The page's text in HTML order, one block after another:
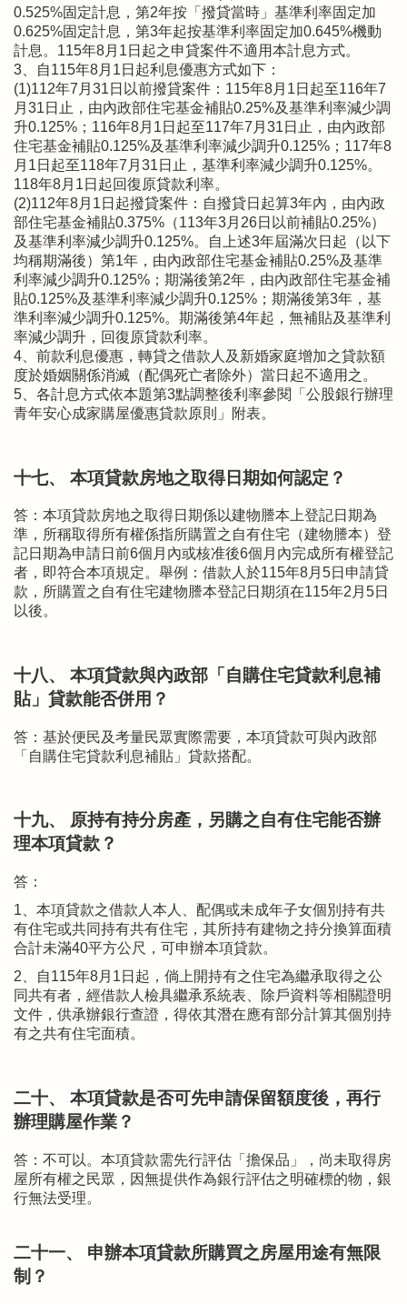
0.525%固定計息，第2年按「撥貸當時」基準利率固定加
0.625%固定計息，第3年起按基準利率固定加0.645%機動
計息。115年8月1日起之申貸案件不適用本計息方式。
3、自115年8月1日起利息優惠方式如下：
(1)112年7月31日以前撥貸案件：115年8月1日起至116年7
月31日止，由內政部住宅基金補貼0.25%及基準利率減少調
升0.125%；116年8月1日起至117年7月31日止，由內政部
住宅基金補貼0.125%及基準利率減少調升0.125%；117年8
月1日起至118年7月31日止，基準利率減少調升0.125%。
118年8月1日起回復原貸款利率。
(2)112年8月1日起撥貸案件：自撥貸日起算3年內，由內政
部住宅基金補貼0.375%（113年3月26日以前補貼0.25%）
及基準利率減少調升0.125%。自上述3年屆滿次日起（以下
均稱期滿後）第1年，由內政部住宅基金補貼0.25%及基準
利率減少調升0.125%；期滿後第2年，由內政部住宅基金補
貼0.125%及基準利率減少調升0.125%；期滿後第3年，基
準利率減少調升0.125%。期滿後第4年起，無補貼及基準利
率減少調升，回復原貸款利率。
4、前款利息優惠，轉貸之借款人及新婚家庭增加之貸款額
度於婚姻關係消滅（配偶死亡者除外）當日起不適用之。
5、各計息方式依本題第3點調整後利率參閱「公股銀行辦理
青年安心成家購屋優惠貸款原則」附表。
十七、 本項貸款房地之取得日期如何認定？
答：本項貸款房地之取得日期係以建物謄本上登記日期為
準，所稱取得所有權係指所購置之自有住宅（建物謄本）登
記日期為申請日前6個月內或核准後6個月內完成所有權登記
者，即符合本項規定。舉例：借款人於115年8月5日申請貸
款，所購置之自有住宅建物謄本登記日期須在115年2月5日
以後。
十八、 本項貸款與內政部「自購住宅貸款利息補
貼」貸款能否併用？
答：基於便民及考量民眾實際需要，本項貸款可與內政部
「自購住宅貸款利息補貼」貸款搭配。
十九、 原持有持分房產，另購之自有住宅能否辦
理本項貸款？
答：
1、本項貸款之借款人本人、配偶或未成年子女個別持有共
有住宅或共同持有共有住宅，其所持有建物之持分換算面積
合計未滿40平方公尺，可申辦本項貸款。
2、自115年8月1日起，倘上開持有之住宅為繼承取得之公
同共有者，經借款人檢具繼承系統表、除戶資料等相關證明
文件，供承辦銀行查證，得依其潛在應有部分計算其個別持
有之共有住宅面積。
二十、 本項貸款是否可先申請保留額度後，再行
辦理購屋作業？
答：不可以。本項貸款需先行評估「擔保品」，尚未取得房
屋所有權之民眾，因無提供作為銀行評估之明確標的物，銀
行無法受理。
二十一、 申辦本項貸款所購買之房屋用途有無限
制？